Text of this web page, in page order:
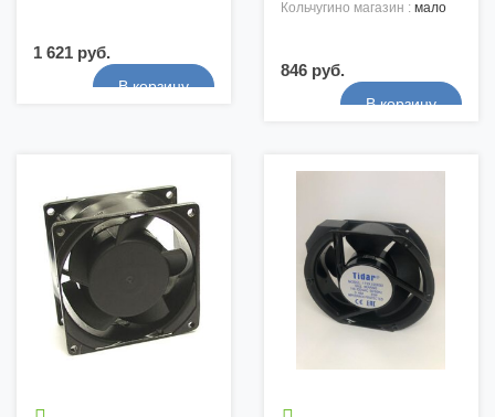
1 621 руб.
кольчугино магазин : мало
846 руб.